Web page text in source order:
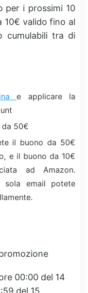
per i prossimi 10
10€ valido fino al
cumulabili tra di
e applicare la
da 50€
il buono da 50€
e il buono da 10€
ad Amazon.
sola email potete
00:00 del 14
del 15